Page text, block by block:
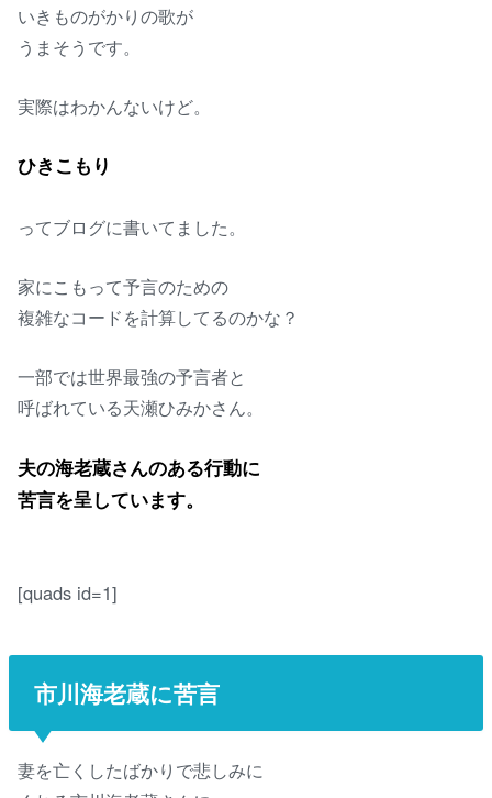
いきものがかりの歌が
うまそうです。
実際はわかんないけど。
ひきこもり
ってブログに書いてました。
家にこもって予言のための
複雑なコードを計算してるのかな？
一部では世界最強の予言者と
呼ばれている天瀬ひみかさん。
夫の海老蔵さんのある行動に
苦言を呈しています。
[quads id=1]
市川海老蔵に苦言
妻を亡くしたばかりで悲しみに